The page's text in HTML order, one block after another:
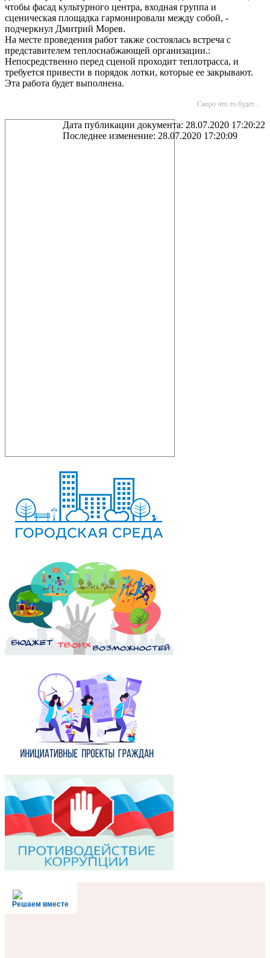
чтобы фасад культурного центра, входная группа и
сценическая площадка гармонировали между собой, -
подчеркнул Дмитрий Морев.
На месте проведения работ также состоялась встреча с
представителем теплоснабжающей организации.:
Непосредственно перед сценой проходит теплотрасса, и
требуется привести в порядок лотки, которые ее закрывают.
Эта работа будет выполнена.
Скоро что то будет...
Дата публикации документа: 28.07.2020 17:20:22
Последнее изменение: 28.07.2020 17:20:09
Решаем вместе